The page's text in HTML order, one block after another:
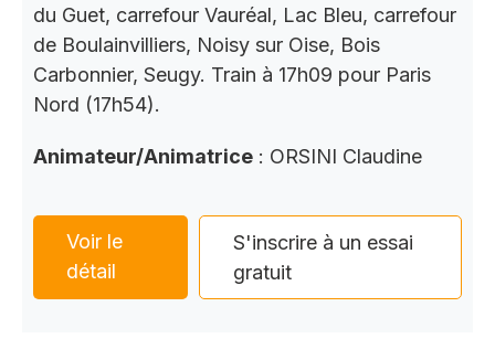
du Guet, carrefour Vauréal, Lac Bleu, carrefour
de Boulainvilliers, Noisy sur Oise, Bois
Carbonnier, Seugy. Train à 17h09 pour Paris
Nord (17h54).
Animateur/Animatrice : ORSINI Claudine
Voir le
détail
S'inscrire à un essai
gratuit